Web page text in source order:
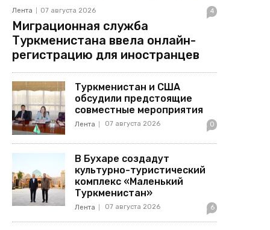
Лента 07 августа 2026 4
Миграционная служба
Туркменистана ввела онлайн-
регистрацию для иностранцев
Туркменистан и США
обсудили предстоящие
совместные мероприятия
Лента 07 августа 2026 0
В Бухаре создадут
культурно-туристический
комплекс «Маленький
Туркменистан»
Лента 07 августа 2026 6